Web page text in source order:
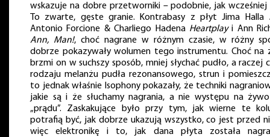
wskazuje na dobre przetworniki – podobnie, jak wcześniej
To zwarte, gęste granie. Kontrabasy z płyt Jima Halla
Antonio Forcione & Charliego Hadena Heartplayi Ann
Ann, Man!, choć nagrane w różnym czasie, w różny
dobrze pokazywały wolumen tego instrumentu. Choć na
brzmi on w suchszy sposób, mniej słychać pudło, a raczej
rodzaju melanżu pudła rezonansowego, strun i
to jednak właśnie Isophony pokazały, że techniki
jakie są i że słuchamy nagrania, a nie występu na
„prądu”. Zaskakujące było przy tym, jak wierne te
potrafią być, jak dobrze ukazują wszystko, co jest przed
więc elektronikę i to, jak dana płyta została